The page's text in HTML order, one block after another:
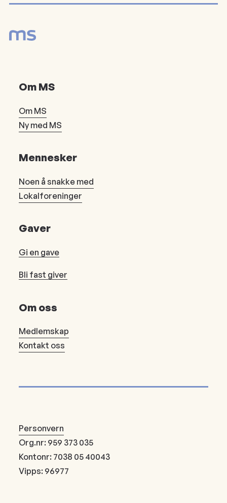
Om MS
Om MS
Ny med MS
Mennesker
Noen å snakke med
Lokalforeninger
Gaver
Gi en gave
Bli fast giver
Om oss
Medlemskap
Kontakt oss
Personvern
Org.nr: 959 373 035
Kontonr: 7038 05 40043
Vipps: 96977